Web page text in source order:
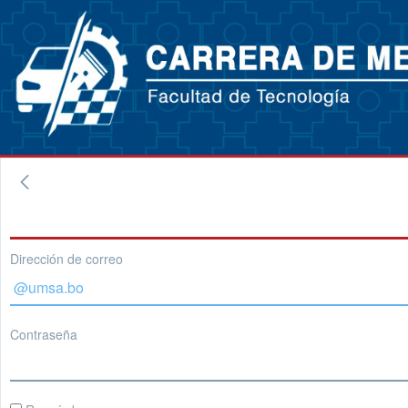
Dirección de correo
Contraseña